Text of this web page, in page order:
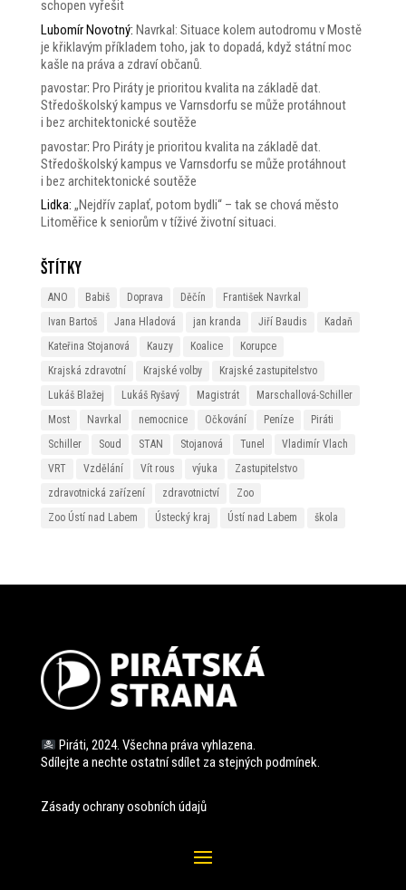
schopen vyřešit
Lubomír Novotný: Navrkal: Situace kolem autodromu v Mostě
je křiklavým příkladem toho, jak to dopadá, když státní moc
kašle na práva a zdraví občanů.
pavostar: Pro Piráty je prioritou kvalita na základě dat.
Středoškolský kampus ve Varnsdorfu se může protáhnout
i bez architektonické soutěže
pavostar: Pro Piráty je prioritou kvalita na základě dat.
Středoškolský kampus ve Varnsdorfu se může protáhnout
i bez architektonické soutěže
Lidka: „Nejdřív zaplať, potom bydli“ – tak se chová město
Litoměřice k seniorům v tíživé životní situaci.
Štítky
ANO Babiš Doprava Děčín
František Navrkal
Ivan Bartoš
Jana Hladová jan kranda Jiří Baudis
Kadaň
Kateřina Stojanová
Kauzy Koalice
Korupce
Krajská zdravotní
Krajské volby
Krajské zastupitelstvo
Lukáš Blažej
Lukáš Ryšavý Magistrát
Marschallová-Schiller
Most
Navrkal nemocnice Očkování Peníze
Piráti
Schiller
Soud STAN Stojanová Tunel
Vladimír Vlach
VRT
Vzdělání Vít rous výuka
Zastupitelstvo
zdravotnická zařízení
zdravotnictví
Zoo
Zoo Ústí nad Labem
Ústecký kraj Ústí nad Labem škola
Piráti, 2024. Všechna práva vyhlazena.
Sdílejte a nechte ostatní sdílet za stejných podmínek.
Zásady ochrany osobních údajů